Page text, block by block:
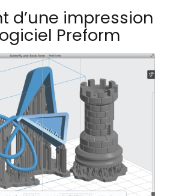
d’une impression
Preform